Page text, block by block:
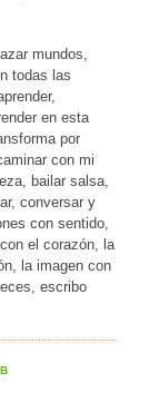
mundos,
todas las
en esta
por
con mi
bailar salsa,
conversar y
con sentido,
el corazón, la
la imagen con
escribo